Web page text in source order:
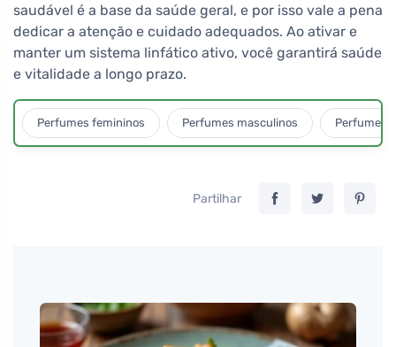
saudável é a base da saúde geral, e por isso vale a pena
dedicar a atenção e cuidado adequados. Ao ativar e
manter um sistema linfático ativo, você garantirá saúde
e vitalidade a longo prazo.
Perfumes femininos Perfumes masculinos Perfumes
Partilhar